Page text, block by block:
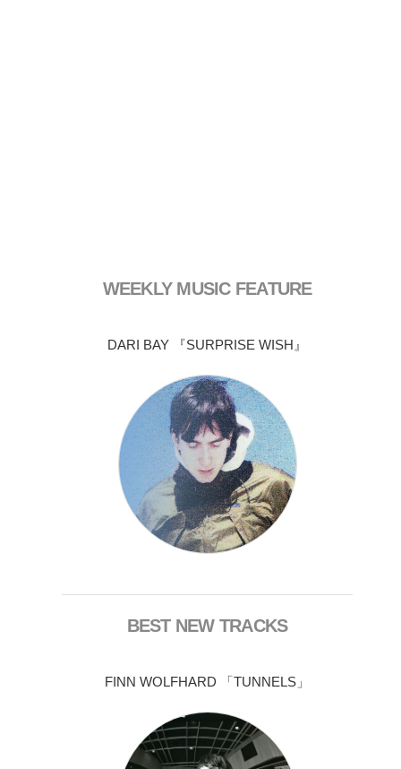
WEEKLY MUSIC FEATURE
DARI BAY 『SURPRISE WISH』
BEST NEW TRACKS
FINN WOLFHARD 「TUNNELS」